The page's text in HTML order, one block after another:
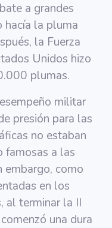
a grandes
hacía la pluma
la Fuerza
Unidos hizo
plumas.
militar
presión para las
no estaban
famosas a las
embargo, como
en los
al terminar la II
una dura